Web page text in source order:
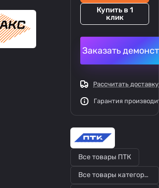
Купить в 1
клик
Заказать
Рассчитать доставку
Гарантия
Все товары ПТК
Все товары категории